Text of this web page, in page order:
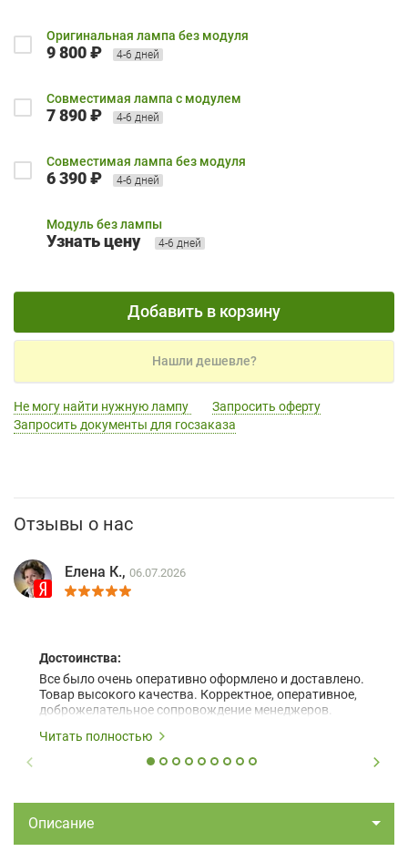
Оригинальная лампа без модуля
9 800 ₽ 4-6 дней
Совместимая лампа с модулем
7 890 ₽ 4-6 дней
Совместимая лампа без модуля
6 390 ₽ 4-6 дней
Модуль без лампы
Узнать цену 4-6 дней
Добавить в корзину
Нашли дешевле?
Не могу найти нужную лампу
Запросить оферту
Запросить документы для госзаказа
Отзывы о нас
Елена К., 06.07.2026
Достоинства:
Все было очень оперативно оформлено и доставлено.
Товар высокого качества. Корректное, оперативное,
доброжелательное сопровождение менеджеров.
Читать полностью
Описание